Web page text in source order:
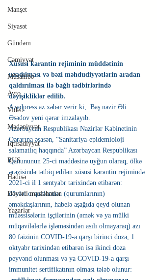
Manşet
Siyasət
Gündəm
Cəmiyyət
Müsahibə
Avto
Video
Mədəniyyət
İqtisadiyyat
RUS
Hadisə
Dəyərli məsləhətlər
Yazarlar
Xüsusi karantin rejiminin müddətinin
uzadılması və bəzi məhdudiyyətlərin aradan
qaldırılması ilə bağlı tədbirlərində
dəyişikliklər edilib.
Azadpress.az xəbər verir ki,  Baş nazir Əli
Əsədov yeni qərar imzalayıb.
Azərbaycan Respublikası Nazirlər Kabinetinin
Qərarına əsasən, “Sanitariya-epidemioloji
salamatlıq haqqında” Azərbaycan Respublikası
Qanununun 25-ci maddəsinə uyğun olaraq, ölkə
ərazisində tətbiq edilən xüsusi karantin rejimində
2021-ci il 1 sentyabr tarixindən etibarən:
dövlət orqanlarının (qurumlarının)
əməkdaşlarının, habelə aşağıda qeyd olunan
müəssisələrin işçilərinin (əmək və ya mülki
müqavilələrlə işləməsindən asılı olmayaraq) azı
80 faizinin COVID-19-a qarşı birinci doza, 1
oktyabr tarixindən etibarən isə ikinci doza
peyvənd olunması və ya COVID-19-a qarşı
immunitet sertifikatının olması tələb olunur: